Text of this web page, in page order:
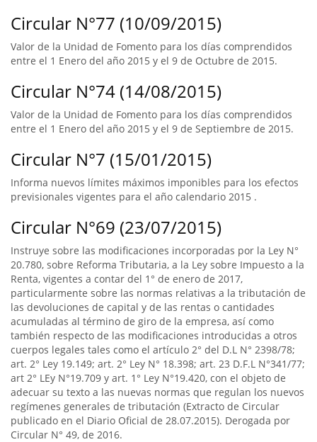
Circular N°77 (10/09/2015)
Valor de la Unidad de Fomento para los días comprendidos
entre el 1 Enero del año 2015 y el 9 de Octubre de 2015.
Circular N°74 (14/08/2015)
Valor de la Unidad de Fomento para los días comprendidos
entre el 1 Enero del año 2015 y el 9 de Septiembre de 2015.
Circular N°7 (15/01/2015)
Informa nuevos límites máximos imponibles para los efectos
previsionales vigentes para el año calendario 2015 .
Circular N°69 (23/07/2015)
Instruye sobre las modificaciones incorporadas por la Ley N°
20.780, sobre Reforma Tributaria, a la Ley sobre Impuesto a la
Renta, vigentes a contar del 1° de enero de 2017,
particularmente sobre las normas relativas a la tributación de
las devoluciones de capital y de las rentas o cantidades
acumuladas al término de giro de la empresa, así como
también respecto de las modificaciones introducidas a otros
cuerpos legales tales como el artículo 2° del D.L N° 2398/78;
art. 2° Ley 19.149; art. 2° Ley N° 18.398; art. 23 D.F.L N°341/77;
art 2° LEy N°19.709 y art. 1° Ley N°19.420, con el objeto de
adecuar su texto a las nuevas normas que regulan los nuevos
regímenes generales de tributación (Extracto de Circular
publicado en el Diario Oficial de 28.07.2015). Derogada por
Circular N° 49, de 2016.